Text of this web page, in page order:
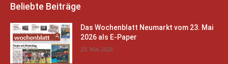
Beliebte Beiträge
Das Wochenblatt Neumarkt vom 23. Mai
2026 als E-Paper
23. Mai 2026